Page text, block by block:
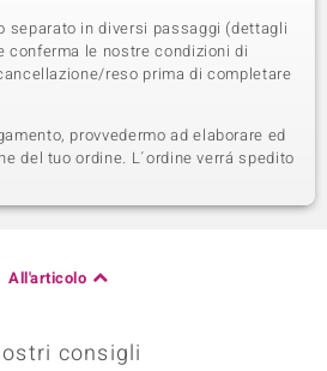
separato in diversi passaggi (dettagli
conferma le nostre condizioni di
reso prima di completare
provvedermo ad elaborare ed
del tuo ordine. L´ordine verrá spedito
All'articolo
consigli